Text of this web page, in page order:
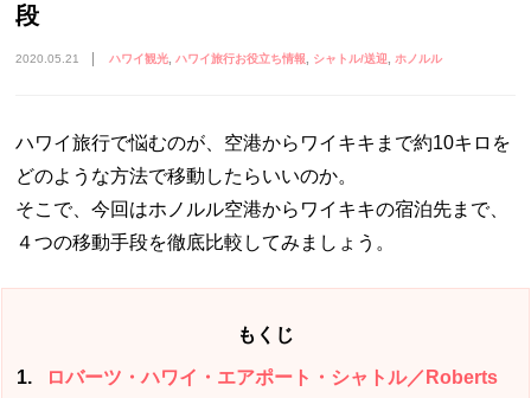
段
2020.05.21 ハワイ観光 ハワイ旅行お役立ち情報 シャトル/送迎 ホノルル
ハワイ旅行で悩むのが、空港からワイキキまで約10キロを
どのような方法で移動したらいいのか。
そこで、今回はホノルル空港からワイキキの宿泊先まで、
４つの移動手段を徹底比較してみましょう。
もくじ
1
ロバーツ・ハワイ・エアポート・シャトル／Roberts